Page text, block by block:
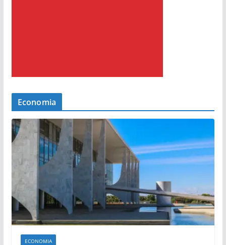
Economia
ECONOMIA